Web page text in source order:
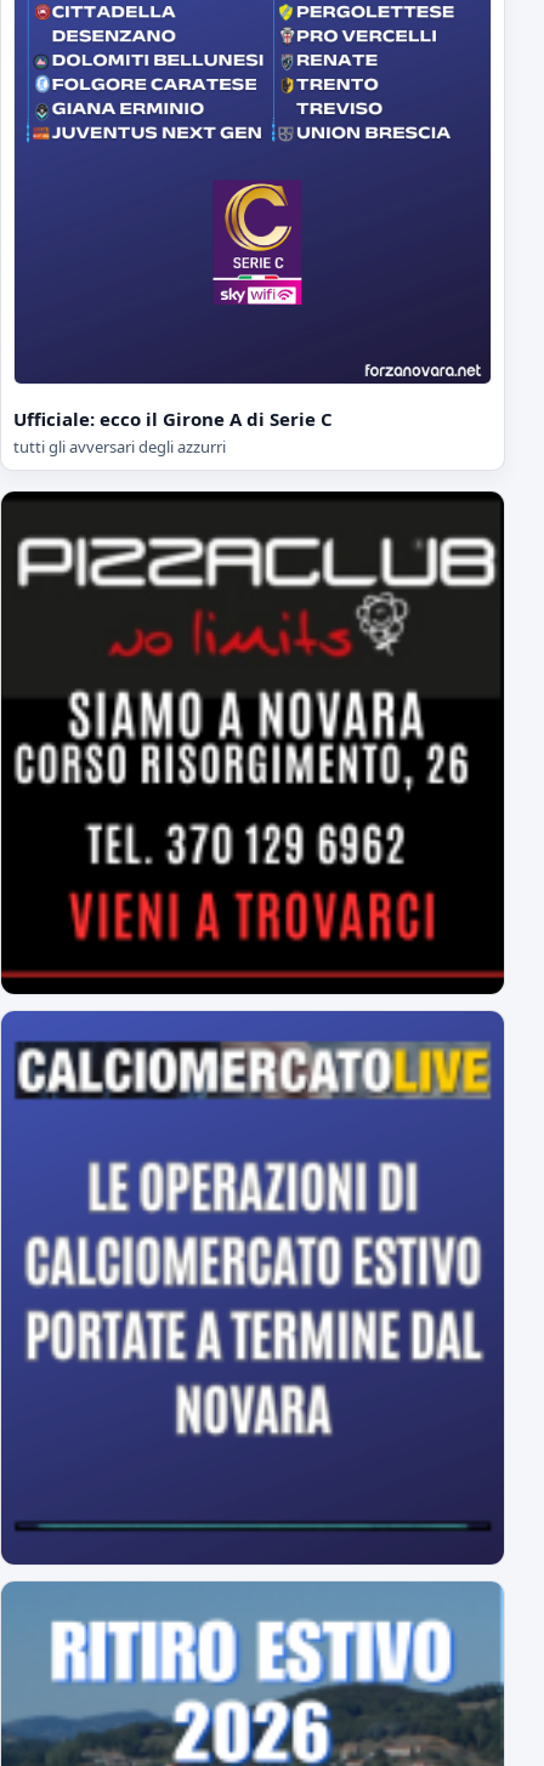
Ufficiale: ecco il Girone A di Serie C
tutti gli avversari degli azzurri